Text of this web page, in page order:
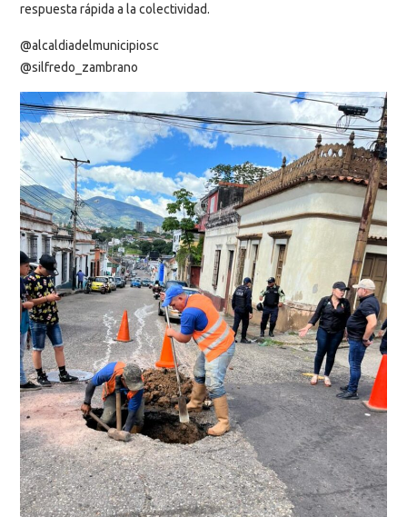
respuesta rápida a la colectividad.
@alcaldiadelmunicipiosc
@silfredo_zambrano